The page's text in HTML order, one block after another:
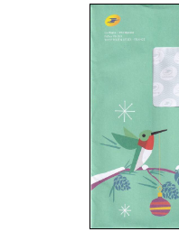
PàP - Mars 2020
PàP - Février 2020
PàP - Janvier 2020